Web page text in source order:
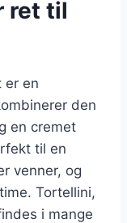
ret til
er en
den
en cremet
til en
venner, og
Tortellini,
i mange